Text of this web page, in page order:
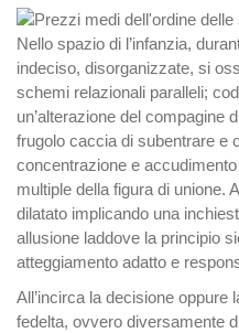
Nello spazio di l’infanzia,
indeciso, disorganizzate, si
schemi relazionali paralleli;
un’alterazione del compagine
frugolo caccia di subentrare e
concentrazione e
multiple della figura di unione.
dilatato implicando una
allusione laddove la principio
atteggiamento adatto e
All’incirca la decisione oppure
fedelta, ovvero diversamente